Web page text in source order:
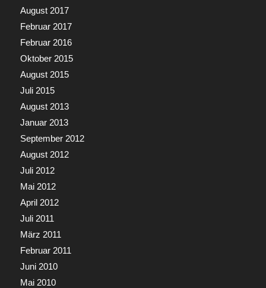
August 2017
Februar 2017
Februar 2016
Oktober 2015
August 2015
Juli 2015
August 2013
Januar 2013
September 2012
August 2012
Juli 2012
Mai 2012
April 2012
Juli 2011
März 2011
Februar 2011
Juni 2010
Mai 2010